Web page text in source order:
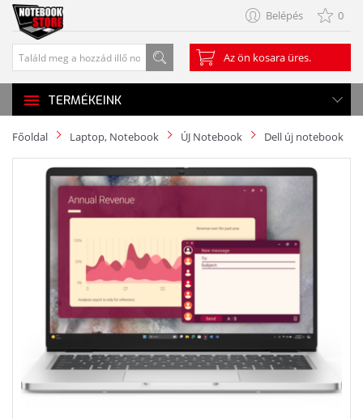
Belépés 0
Az ön kosara üres.
TERMÉKEINK
Főoldal Laptop, Notebook ÚJ Notebook Dell új notebook